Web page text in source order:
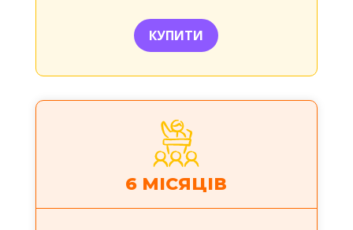
КУПИТИ
6 МІСЯЦІВ